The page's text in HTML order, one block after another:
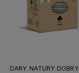
DARY NATURY DOBRY